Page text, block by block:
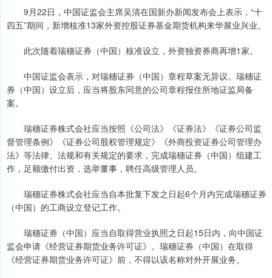
9月22日，中国证监会主席吴清在国新办新闻发布会上表示，“十
四五”期间，新增核准13家外资控股证券基金期货机构来华展业兴业。
此次随着瑞穗证券（中国）核准设立，外资独资券商再增1家。
中国证监会表示，对瑞穗证券（中国）章程草案无异议。瑞穗证
券（中国）设立后，应当将股东同意的公司章程报住所地证监局备
案。
瑞穗证券株式会社应当按照《公司法》《证券法》《证券公司监
督管理条例》《证券公司股权管理规定》《外商投资证券公司管理办
法》等法律、法规和有关规定的要求，完成瑞穗证券（中国）组建工
作，足额缴付出资，选举董事，聘任高级管理人员。
瑞穗证券株式会社应当自本批复下发之日起6个月内完成瑞穗证券
（中国）的工商设立登记工作。
瑞穗证券（中国）应当自取得营业执照之日起15日内，向中国证
监会申请《经营证券期货业务许可证》。瑞穗证券（中国）在取得
《经营证券期货业务许可证》前，不得以该名称对外开展业务。